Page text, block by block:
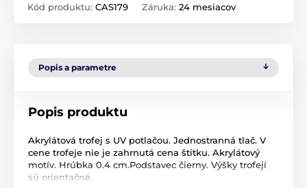
Kód produktu: CAS179 Záruka: 24 mesiacov
Popis a parametre
Popis produktu
Akrylátová trofej s UV potlačou. Jednostranná tlač. V
cene trofeje nie je zahrnutá cena štítku. Akrylátový
motív. Hrúbka 0.4 cm.Podstavec čierny. Výšky trofejí
sú orientačné.